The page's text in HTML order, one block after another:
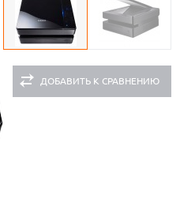
ДОБАВИТЬ К СРАВНЕНИЮ